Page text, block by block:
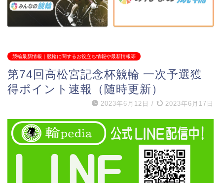
競輪最新情報｜競輪に関するお役立ち情報や最新情報等
第74回高松宮記念杯競輪 一次予選獲
得ポイント速報（随時更新）
2023年6月12日 / 2023年6月17日